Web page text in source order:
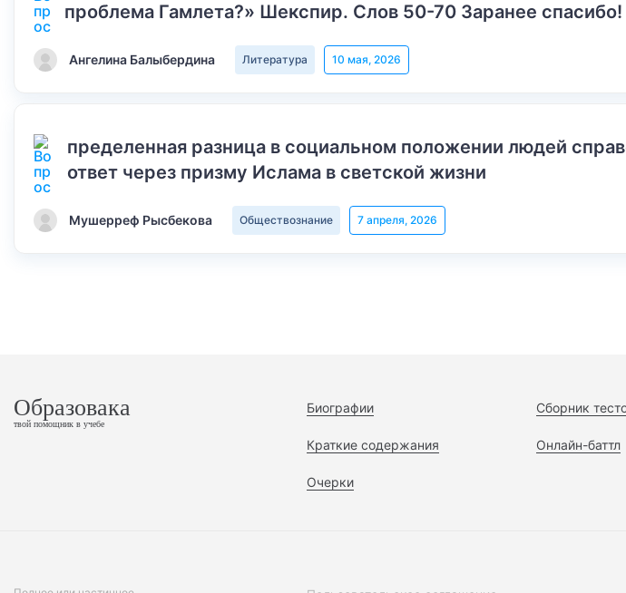
проблема Гамлета?» Шекспир. Слов 50-70 Заранее спасибо!
Ангелина Балыбердина Литература 10 мая, 2026
пределенная разница в социальном положении людей
ответ через призму Ислама в светской жизни
Мушерреф Рысбекова Обществознание 7 апреля, 2026
Образовака
твой помощник в учебе
Биографии
Краткие содержания
Очерки
Сборник
Онлайн-баттл